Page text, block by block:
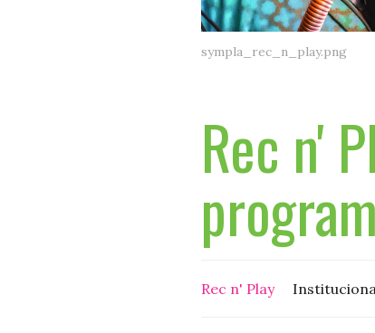
sympla_rec_n_play.png
Rec n'
Rec n' Play